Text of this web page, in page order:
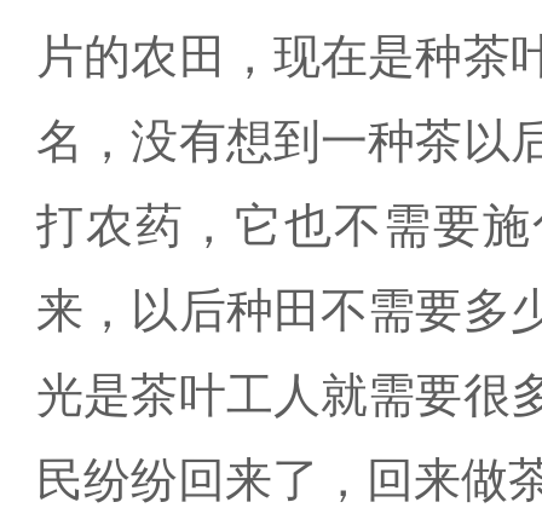
片的农田，现在是种茶
名，没有想到一种茶以
打农药，它也不需要
来，以后种田不需要多
光是茶叶工人就需要很
民纷纷回来了，回来做